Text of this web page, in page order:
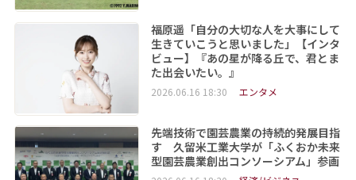
福原遥「自分の大切な人を大事にして
生きていこうと思いました」【インタ
ビュー】『あの星が降る丘で、君とま
た出会いたい。』
2026.06.16 18:30 エンタメ
先端技術で園芸農業の持続的発展目指
す 久留米工業大学が「ふくおか未来
型園芸農業創出コンソーシアム」参画